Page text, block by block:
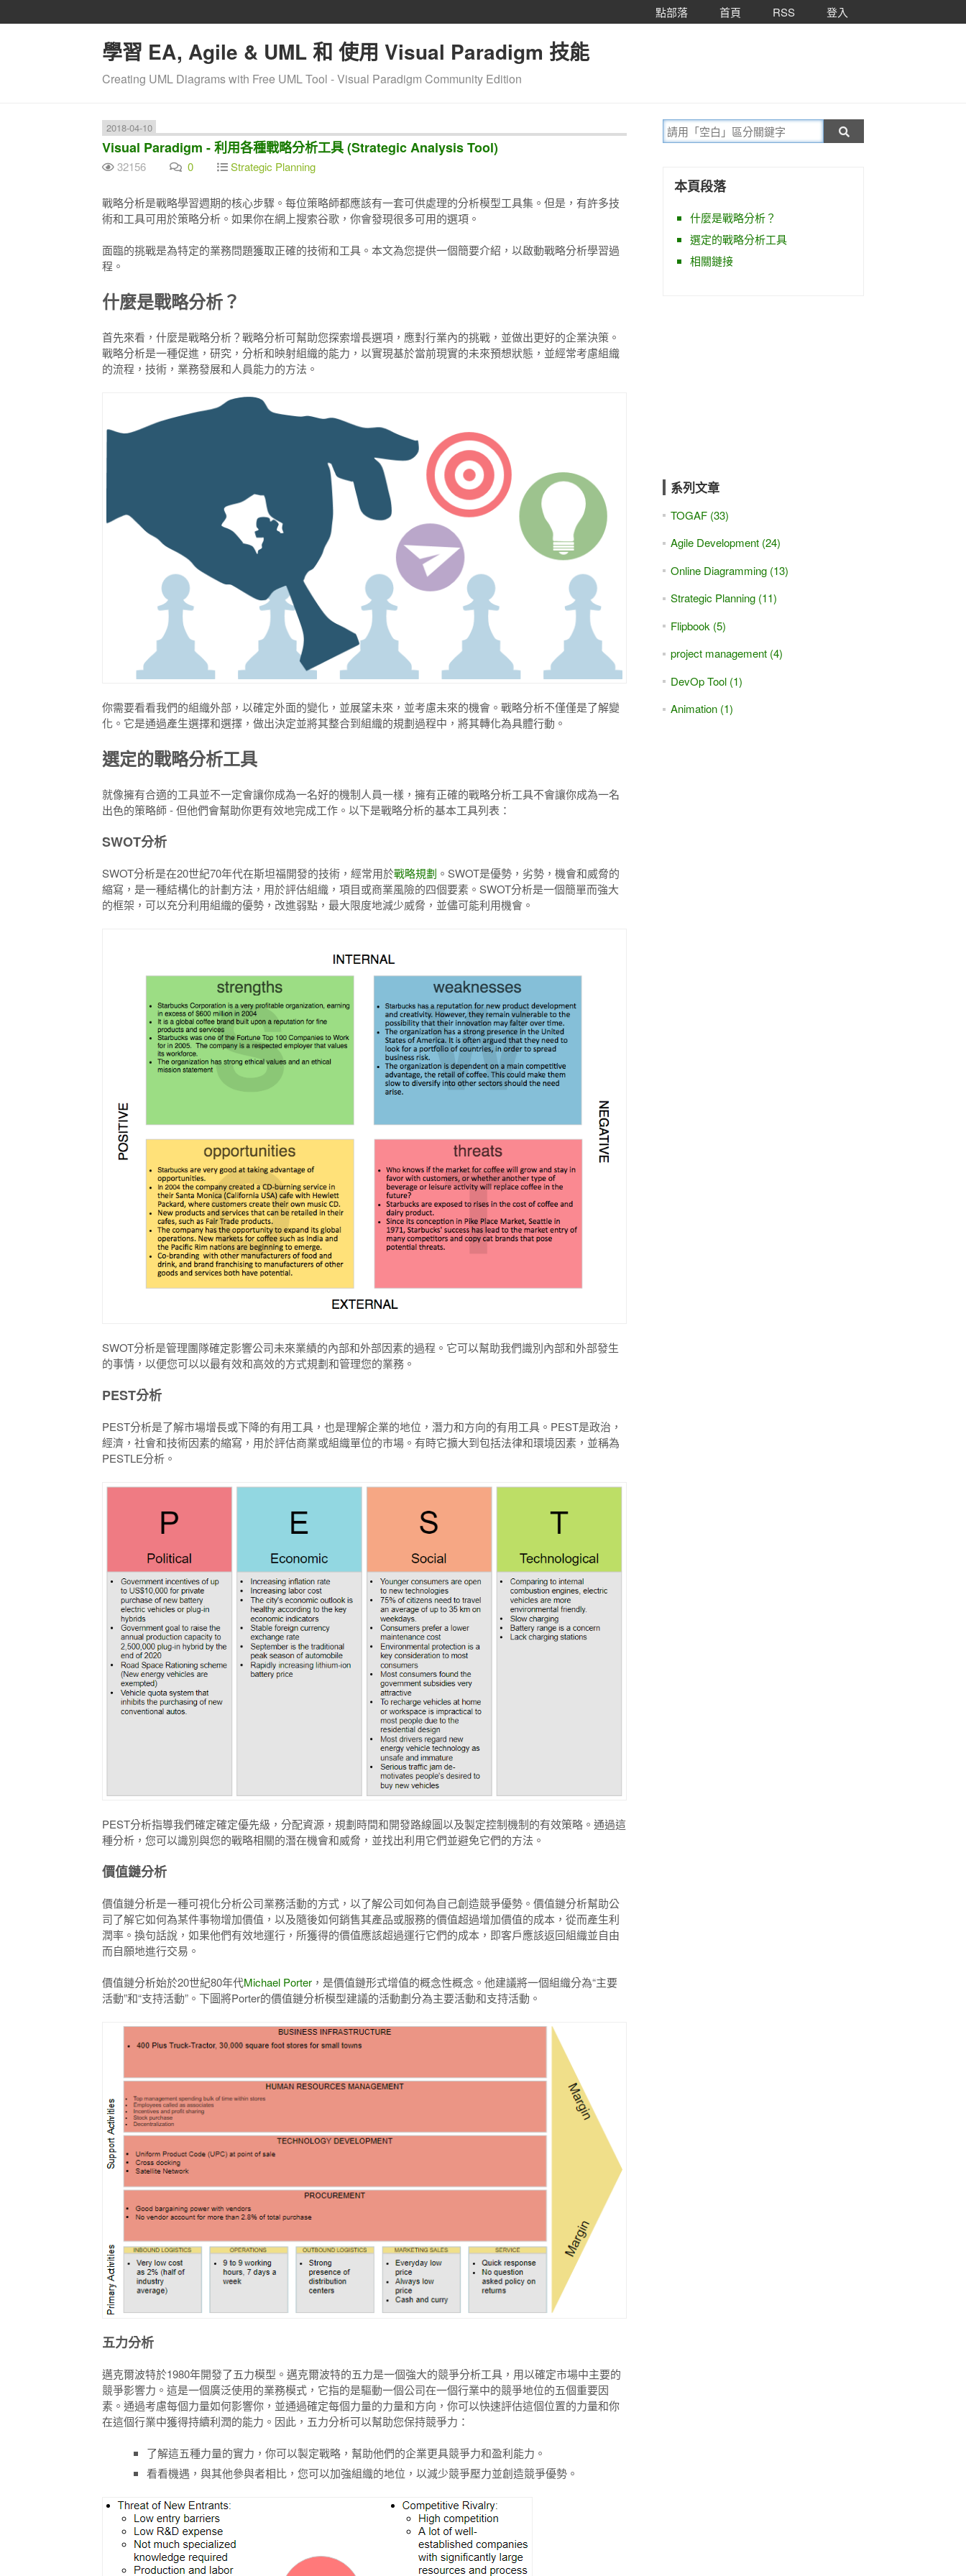
點部落 首頁 RSS 登入
學習 EA, Agile & UML 和 使用 Visual Paradigm 技能
Creating UML Diagrams with Free UML Tool - Visual Paradigm Community Edition
2018-04-10
Visual Paradigm - 利用各種戰略分析工具 (Strategic Analysis Tool)
32156 0 Strategic Planning
戰略分析是戰略學習週期的核心步驟。 每位策略師都應該有一套可供處理的分析模型工具集。 但是，有許多技
術和工具可用於策略分析。 如果你在網上搜索谷歌，你會發現很多可用的選項。
面臨的挑戰是為特定的業務問題獲取正確的技術和工具。 本文為您提供一個簡要介紹，以啟動戰略分析學習過
程。
什麼是戰略分析？
首先來看，什麼是戰略分析？戰略分析可幫助您探索增長選項，應對行業內的挑戰，並做出更好的企業決策。
戰略分析是一種促進，研究，分析和映射組織的能力，以實現基於當前現實的未來預想狀態，並經常考慮組織
的流程，技術，業務發展和人員能力的方法。
你需要看看我們的組織外部，以確定外面的變化，並展望未來，並考慮未來的機會。 戰略分析不僅僅是了解變
化。 它是通過產生選擇和選擇，做出決定並將其整合到組織的規劃過程中，將其轉化為具體行動。
選定的戰略分析工具
就像擁有合適的工具並不一定會讓你成為一名好的機制人員一樣，擁有正確的戰略分析工具不會讓你成為一名
出色的策略師 - 但他們會幫助你更有效地完成工作。 以下是戰略分析的基本工具列表：
SWOT分析
SWOT分析是在20世紀70年代在斯坦福開發的技術，經常用於戰略規劃 。 SWOT是優勢，劣勢，機會和威脅的
縮寫，是一種結構化的計劃方法，用於評估組織，項目或商業風險的四個要素。 SWOT分析是一個簡單而強大
的框架，可以充分利用組織的優勢，改進弱點，最大限度地減少威脅，並儘可能利用機會。
SWOT分析是管理團隊確定影響公司未來業績的內部和外部因素的過程。 它可以幫助我們識別內部和外部發生
的事情，以便您可以以最有效和高效的方式規劃和管理您的業務。
PEST分析
PEST分析是了解市場增長或下降的有用工具，也是理解企業的地位，潛力和方向的有用工具。 PEST是政治，
經濟，社會和技術因素的縮寫，用於評估商業或組織單位的市場。 有時它擴大到包括法律和環境因素，並稱為
PESTLE分析。
PEST分析指導我們確定確定優先級，分配資源，規劃時間和開發路線圖以及製定控制機制的有效策略。 通過這
種分析，您可以識別與您的戰略相關的潛在機會和威脅，並找出利用它們並避免它們的方法。
價值鏈分析
價值鏈分析是一種可視化分析公司業務活動的方式，以了解公司如何為自己創造競爭優勢。 價值鏈分析幫助公
司了解它如何為某件事物增加價值，以及隨後如何銷售其產品或服務的價值超過增加價值的成本，從而產生利
潤率。 換句話說，如果他們有效地運行，所獲得的價值應該超過運行它們的成本，即客戶應該返回組織並自由
而自願地進行交易。
價值鏈分析始於20世紀80年代Michael Porter ，是價值鏈形式增值的概念性概念。 他建議將一個組織分為“主要
活動”和“支持活動”。 下圖將Porter的價值鏈分析模型建議的活動劃分為主要活動和支持活動。
五力分析
邁克爾波特於1980年開發了五力模型。邁克爾波特的五力是一個強大的競爭分析工具，用以確定市場中主要的
競爭影響力。 這是一個廣泛使用的業務模式，它指的是驅動一個公司在一個行業中的競爭地位的五個重要因
素。 通過考慮每個力量如何影響你，並通過確定每個力量的力量和方向，你可以快速評估這個位置的力量和你
在這個行業中獲得持續利潤的能力。 因此，五力分析可以幫助您保持競爭力：
了解這五種力量的實力，你可以製定戰略，幫助他們的企業更具競爭力和盈利能力。
看看機遇，與其他參與者相比，您可以加強組織的地位，以減少競爭壓力並創造競爭優勢。
本頁段落
什麼是戰略分析？
選定的戰略分析工具
相關鏈接
系列文章
TOGAF (33)
Agile Development (24)
Online Diagramming (13)
Strategic Planning (11)
Flipbook (5)
project management (4)
DevOp Tool (1)
Animation (1)